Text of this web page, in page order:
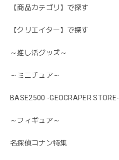
【商品カテゴリ】で探す
【クリエイター】で探す
～推し活グッズ～
～ミニチュア～
BASE2500 -GEOCRAPER STORE-
～フィギュア～
名探偵コナン特集